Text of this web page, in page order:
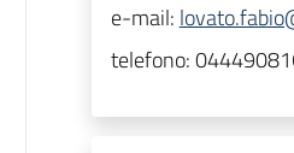
e-mail:
telefono: